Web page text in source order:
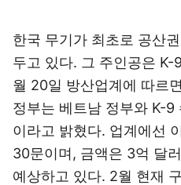
한국 무기가 최초로 공산
두고 있다. 그 주인공은 K-
월 20일 방산업계에 따르
정부는 베트남 정부와 K-9
이라고 밝혔다. 업계에선
30문이며, 금액은 3억 달
예상하고 있다. 2월 현재